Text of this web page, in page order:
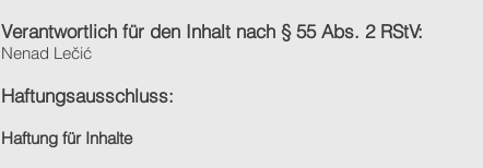
Verantwortlich für den Inhalt nach § 55 Abs. 2 RStV:
Nenad Lečić
Haftungsausschluss:
Haftung für Inhalte